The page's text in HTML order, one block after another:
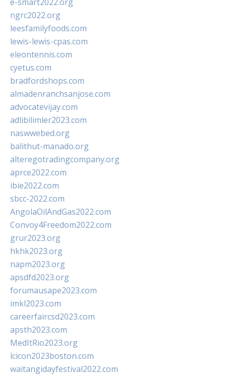
ngrc2022.org
leesfamilyfoods.com
lewis-lewis-cpas.com
eleontennis.com
cyetus.com
bradfordshops.com
almadenranchsanjose.com
advocatevijay.com
adlibilimler2023.com
naswwebed.org
balithut-manado.org
alteregotradingcompany.org
aprce2022.com
ibie2022.com
sbcc-2022.com
AngolaOilAndGas2022.com
Convoy4Freedom2022.com
grur2023.org
hkhk2023.org
napm2023.org
apsdfd2023.org
forumausape2023.com
imkl2023.com
careerfaircsd2023.com
apsth2023.com
MedItRio2023.org
lcicon2023boston.com
waitangidayfestival2022.com